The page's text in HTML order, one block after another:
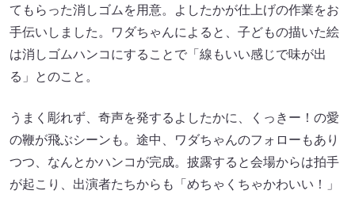
てもらった消しゴムを用意。よしたかが仕上げの作業をお
手伝いしました。ワダちゃんによると、子どもの描いた絵
は消しゴムハンコにすることで「線もいい感じで味が出
る」とのこと。
うまく彫れず、奇声を発するよしたかに、くっきー！の愛
の鞭が飛ぶシーンも。途中、ワダちゃんのフォローもあり
つつ、なんとかハンコが完成。披露すると会場からは拍手
が起こり、出演者たちからも「めちゃくちゃかわいい！」